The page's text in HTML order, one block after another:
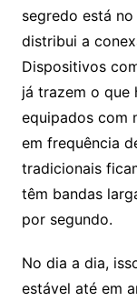
segredo está
distribui a
Dispositivos
já trazem o que
equipados com
em frequência
tradicionais
têm bandas
por segundo.
No dia a dia,
estável até em